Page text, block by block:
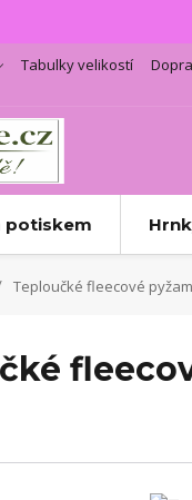
Tabulky velikostí
potiskem
Teploučké fleecové